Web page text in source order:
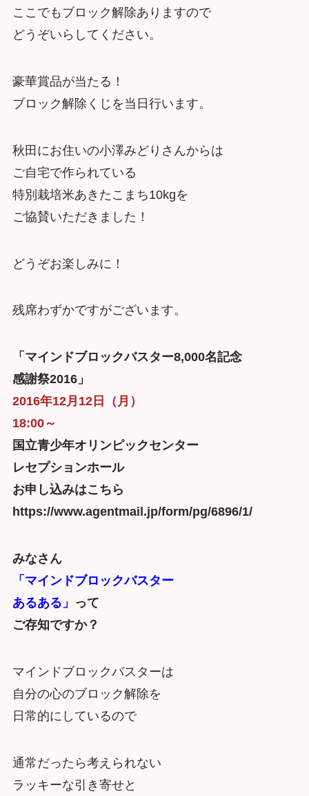
ここでもブロック解除ありますので
どうぞいらしてください。
豪華賞品が当たる！
ブロック解除くじを当日行います。
秋田にお住いの小澤みどりさんからは
ご自宅で作られている
特別栽培米あきたこまち10kgを
ご協賛いただきました！
どうぞお楽しみに！
残席わずかですがございます。
「マインドブロックバスター8,000名記念
感謝祭2016」
2016年12月12日（月）
18:00～
国立青少年オリンピックセンター
レセプションホール
お申し込みはこちら
https://www.agentmail.jp/form/pg/6896/1/
みなさん
「マインドブロックバスター
あるある」 って
ご存知ですか？
マインドブロックバスターは
自分の心のブロック解除を
日常的にしているので
通常だったら考えられない
ラッキーな引き寄せと